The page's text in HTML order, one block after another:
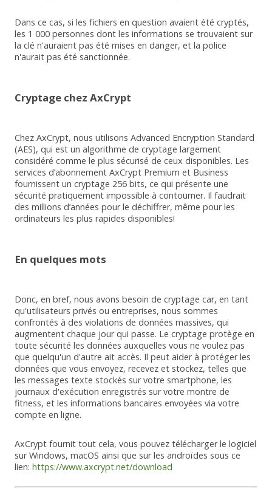
Dans ce cas, si les fichiers en question avaient été cryptés,
les 1 000 personnes dont les informations se trouvaient sur
la clé n'auraient pas été mises en danger, et la police
n'aurait pas été sanctionnée.
Cryptage chez AxCrypt
Chez AxCrypt, nous utilisons Advanced Encryption Standard
(AES), qui est un algorithme de cryptage largement
considéré comme le plus sécurisé de ceux disponibles. Les
services d’abonnement AxCrypt Premium et Business
fournissent un cryptage 256 bits, ce qui présente une
sécurité pratiquement impossible à contourner. Il faudrait
des millions d’années pour le déchiffrer, même pour les
ordinateurs les plus rapides disponibles!
En quelques mots
Donc, en bref, nous avons besoin de cryptage car, en tant
qu'utilisateurs privés ou entreprises, nous sommes
confrontés à des violations de données massives, qui
augmentent chaque jour qui passe. Le cryptage protège en
toute sécurité les données auxquelles vous ne voulez pas
que quelqu'un d'autre ait accès. Il peut aider à protéger les
données que vous envoyez, recevez et stockez, telles que
les messages texte stockés sur votre smartphone, les
journaux d'exécution enregistrés sur votre montre de
fitness, et les informations bancaires envoyées via votre
compte en ligne.
AxCrypt fournit tout cela, vous pouvez télécharger le logiciel
sur Windows, macOS ainsi que sur les androïdes sous ce
lien: https://www.axcrypt.net/download